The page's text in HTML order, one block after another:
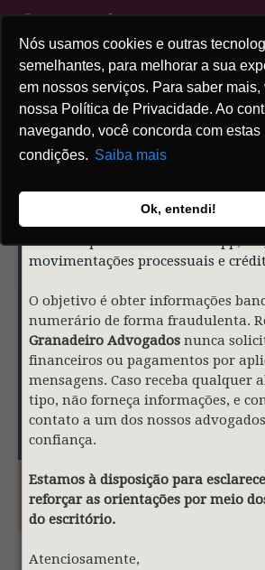
ALERTA | GOLPEDO
ADVOGADO
Prezados clientes,
Informamos que indivíduos mal-
identidade visual do nosso sócio
contatar pessoas via WhatsApp,
movimentações processuais e
O objetivo é obter informações
numerário de forma fraudulenta.
Granadeiro Advogados nunca
financeiros ou pagamentos por
mensagens. Caso receba qualquer
tipo, não forneça informações, e
contato a um dos nossos
confiança.
Estamos à disposição para
reforçar as orientações por meio
do escritório.
Atenciosamente,
Nós usamos cookies e outras
semelhantes, para melhorar a sua
em nossos serviços. Para saber mais,
nossa Política de Privacidade. Ao
navegando, você concorda com estas
condições. Saiba mais
Ok, entendi!